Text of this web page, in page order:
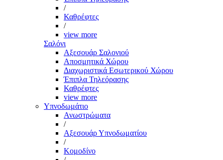
/
Καθρέφτες
/
view more
Σαλόνι
Αξεσουάρ Σαλονιού
Αποσμητικά Χώρου
Διαχωριστικά Εσωτερικού Χώρου
Έπιπλα Τηλεόρασης
Καθρέφτες
view more
Υπνοδωμάτιο
Ανωστρώματα
/
Αξεσουάρ Υπνοδωματίου
/
Κομοδίνο